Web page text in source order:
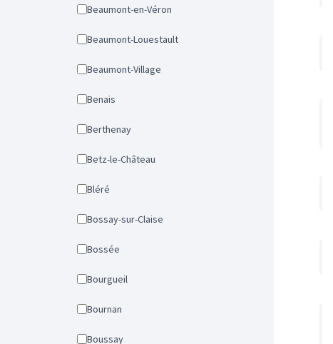
Beaumont-en-Véron
Beaumont-Louestault
Beaumont-Village
Benais
Berthenay
Betz-le-Château
Bléré
Bossay-sur-Claise
Bossée
Bourgueil
Bournan
Boussay